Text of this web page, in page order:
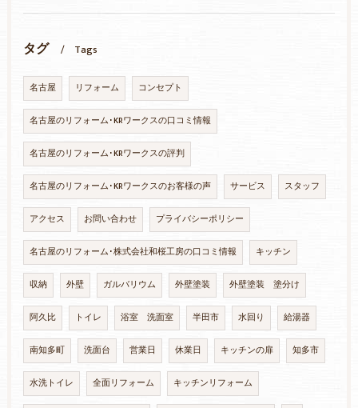
タグ Tags
名古屋 リフォーム コンセプト
名古屋のリフォーム･KRワークスの口コミ情報
名古屋のリフォーム･KRワークスの評判
名古屋のリフォーム･KRワークスのお客様の声 サービス スタッフ
アクセス お問い合わせ プライバシーポリシー
名古屋のリフォーム･株式会社和桜工房の口コミ情報 キッチン
収納 外壁 ガルバリウム 外壁塗装 外壁塗装 塗分け
阿久比 トイレ 浴室 洗面室 半田市 水回り 給湯器
南知多町 洗面台 営業日 休業日 キッチンの扉 知多市
水洗トイレ 全面リフォーム キッチンリフォーム